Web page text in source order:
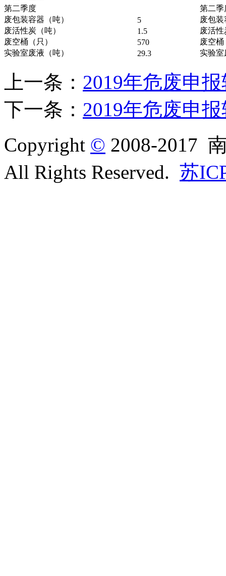
第二季度
第二季
废包装容器（吨）
5
废包
废活性炭（吨）
1.5
废活
废空桶（只）
570
废空
实验室废液（吨）
29.3 实验
上一条： 2019年危废申
下一条： 2019年危废申
Copyright © 2008-2017
All Rights Reserved. 苏